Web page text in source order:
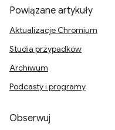
Powiązane artykuły
Aktualizacje Chromium
Studia przypadków
Archiwum
Podcasty i programy
Obserwuj